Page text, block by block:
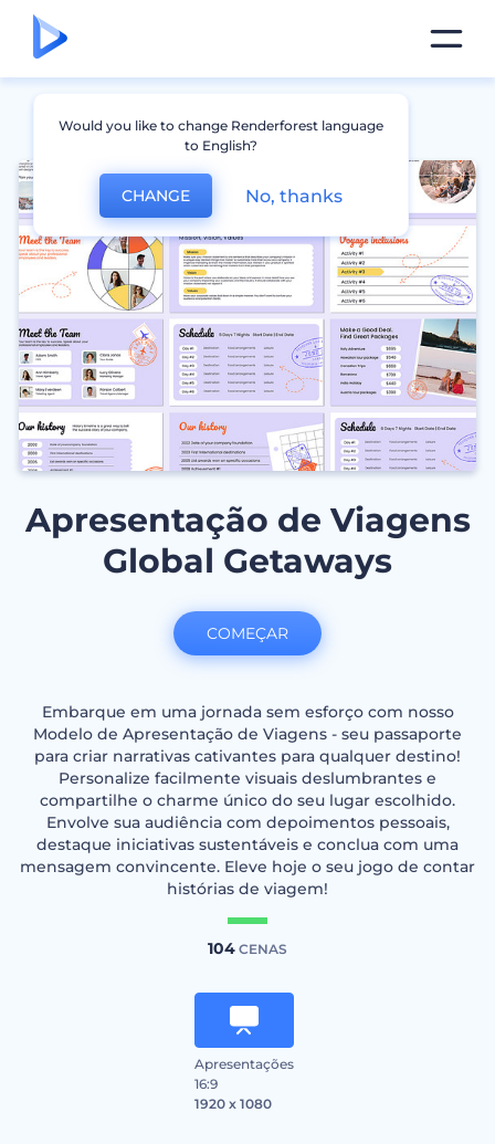
Apresentação de Viagens
Global Getaways
Embarque em uma jornada sem esforço com nosso
Modelo de Apresentação de Viagens - seu passaporte
para criar narrativas cativantes para qualquer destino!
Personalize facilmente visuais deslumbrantes e
compartilhe o charme único do seu lugar escolhido.
Envolve sua audiência com depoimentos pessoais,
destaque iniciativas sustentáveis e conclua com uma
mensagem convincente. Eleve hoje o seu jogo de contar
histórias de viagem!
104 CENAS
Apresentações
16:9
1920 x 1080
COMEÇAR
Would you like to change Renderforest language
to English?
CHANGE No, thanks